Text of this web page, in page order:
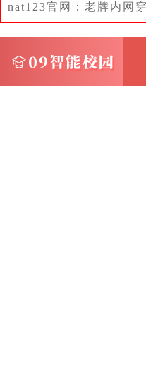
初次备份可能是完
三、高效管理备份
成功且文件完整
nat123官网：老牌内网